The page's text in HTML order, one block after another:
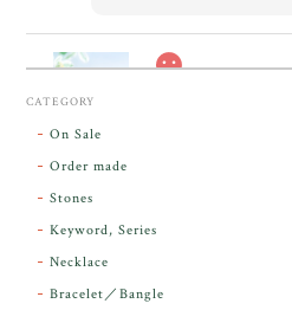
ンダラで感動しました。素敵
下さり、ありがとうございまし
レビューをありがとう
CATEGORY
On Sale
Order made
Stones
Keyword, Series
Necklace
Bracelet／Bangle